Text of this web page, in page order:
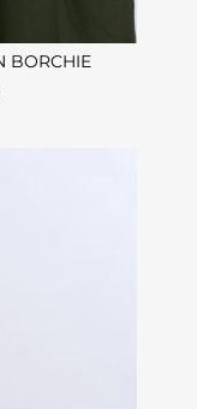
BORCHIE